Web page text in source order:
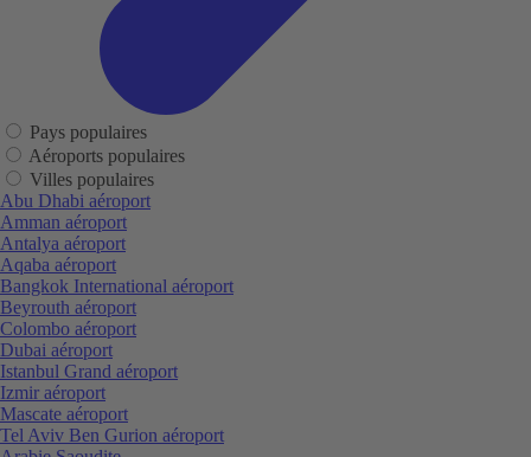
Pays populaires
Aéroports populaires
Villes populaires
Abu Dhabi aéroport
Amman aéroport
Antalya aéroport
Aqaba aéroport
Bangkok International aéroport
Beyrouth aéroport
Colombo aéroport
Dubai aéroport
Istanbul Grand aéroport
Izmir aéroport
Mascate aéroport
Tel Aviv Ben Gurion aéroport